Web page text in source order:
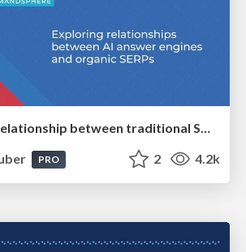
Exploring the relationship between traditional SERPs and Gen AI search
PRO 2 4.2k